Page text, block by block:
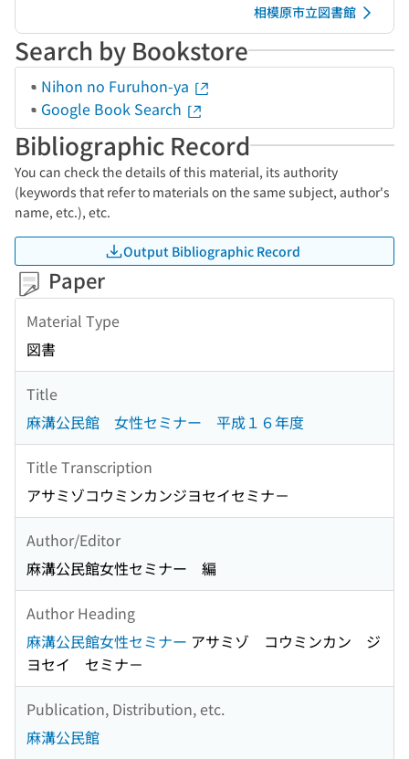
相模原市立図書館
Search by Bookstore
Nihon no Furuhon-ya
Google Book Search
Bibliographic Record
You can check the details of this material, its authority
(keywords that refer to materials on the same subject, author's
name, etc.), etc.
Output Bibliographic Record
Paper
Material Type
図書
Title
麻溝公民館 女性セミナー 平成１６年度
Title Transcription
アサミゾコウミンカンジヨセイセミナ－
Author/Editor
麻溝公民館女性セミナー 編
Author Heading
麻溝公民館女性セミナー アサミゾ コウミンカン ジ
ヨセイ セミナ－
Publication, Distribution, etc.
麻溝公民館